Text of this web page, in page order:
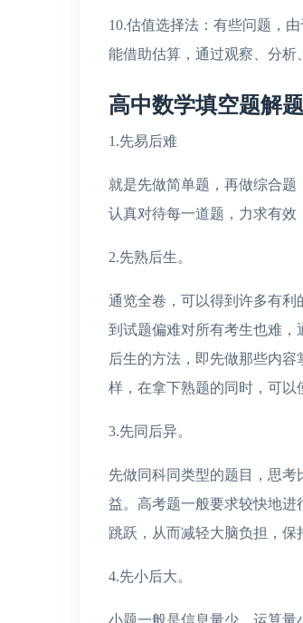
10.估值选择法：有些问题，
能借助估算，通过观察、分析
高中数学填空题解
1.先易后难
就是先做简单题，再做综合
认真对待每一道题，力求有效
2.先熟后生。
通览全卷，可以得到许多有
到试题偏难对所有考生也难
后生的方法，即先做那些内
样，在拿下熟题的同时，可以
3.先同后异。
先做同科同类型的题目，思
益。高考题一般要求较快地进
跳跃，从而减轻大脑负担，保
4.先小后大。
小题一般是信息量少、运算